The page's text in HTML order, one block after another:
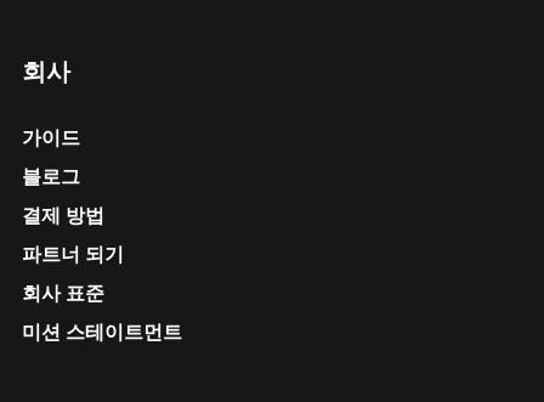
회사
가이드
블로그
결제 방법
파트너 되기
회사 표준
미션 스테이트먼트